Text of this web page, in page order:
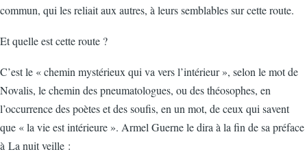
commun, qui les reliait aux autres, à leurs semblables sur cette route.
Et quelle est cette route ?
C’est le « chemin mystérieux qui va vers l’intérieur », selon le mot de
Novalis, le chemin des pneumatologues, ou des théosophes, en
l’occurrence des poètes et des soufis, en un mot, de ceux qui savent
que « la vie est intérieure ». Armel Guerne le dira à la fin de sa préface
à La nuit veille :